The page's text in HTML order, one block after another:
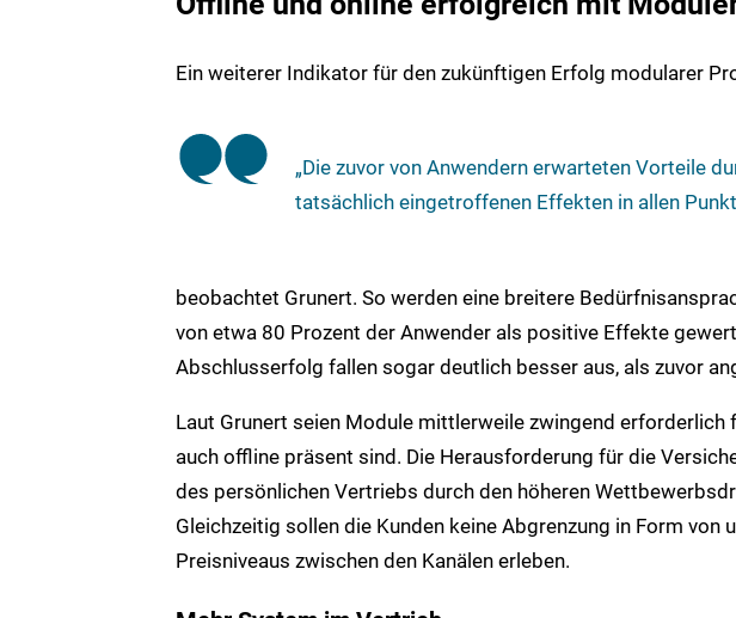
Ein weiterer Indikator für den zukünftigen Erfolg modularer
„Die zuvor von Anwendern erwarteten Vorteile
tatsächlich eingetroffenen Effekten in allen
beobachtet Grunert. So werden eine breitere
von etwa 80 Prozent der Anwender als positive Effekte
Abschlusserfolg fallen sogar deutlich besser aus, als zuvor
Laut Grunert seien Module mittlerweile zwingend erforderlich
auch offline präsent sind. Die Herausforderung für die
des persönlichen Vertriebs durch den höheren
Gleichzeitig sollen die Kunden keine Abgrenzung in Form von
Preisniveaus zwischen den Kanälen erleben.